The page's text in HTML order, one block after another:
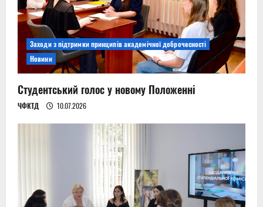
Заходи з підтримки принципів академічної доброчесності
Новини
Студентський голос у новому Положенні
ЧФКТД 10.07.2026